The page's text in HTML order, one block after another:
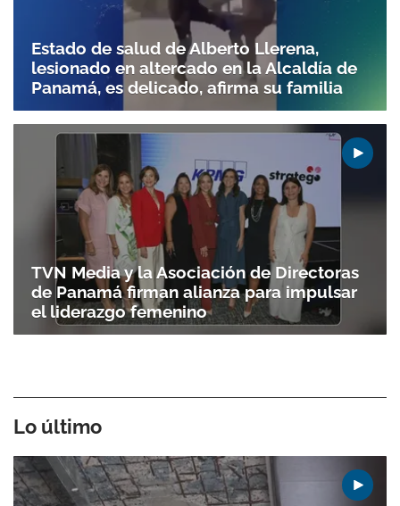
Estado de salud de Alberto Llerena,
lesionado en altercado en la Alcaldía de
Panamá, es delicado, afirma su familia
TVN Media y la Asociación de Directoras
de Panamá firman alianza para impulsar
el liderazgo femenino
Lo último